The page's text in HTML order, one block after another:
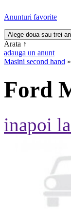
Anunturi favorite
Arata ↑
adauga un anunt
Masini second hand »
Ford
inapoi